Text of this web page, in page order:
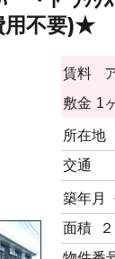
用不要)★
賃料
敷金 1
所在地
交通
築年月
面積